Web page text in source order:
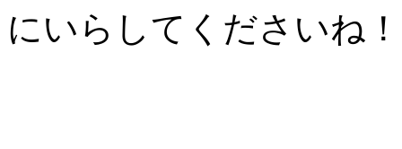
にいらしてくださいね！